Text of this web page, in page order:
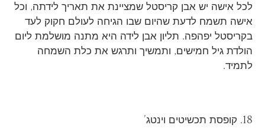
לכל אישה יש אבן קריסטל שמציינת את תאריך לידתה, וכל
אישה תשמח לדעת שהיום שבו הגיחה לעולם חקוק לעד
בקריסטל יפהפה. תליון אבן לידה היא מתנה מושלמת ליום
הולדת גיל חמישים, ותמשיך ותרגש את כלת השמחה
לתמיד.
18. קופסת תכשיטים וינטג’